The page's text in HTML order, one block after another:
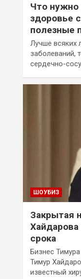
Что нужно
здоровье
полезные
Лучше всяких
заболеваний,
сердечно-
ШОУБИЗ
Закрытая
срока
Бизнес
Тимур
известный